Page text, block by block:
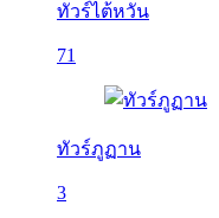
ทัวร์ไต้หวัน
71
ทัวร์ภูฏาน
3